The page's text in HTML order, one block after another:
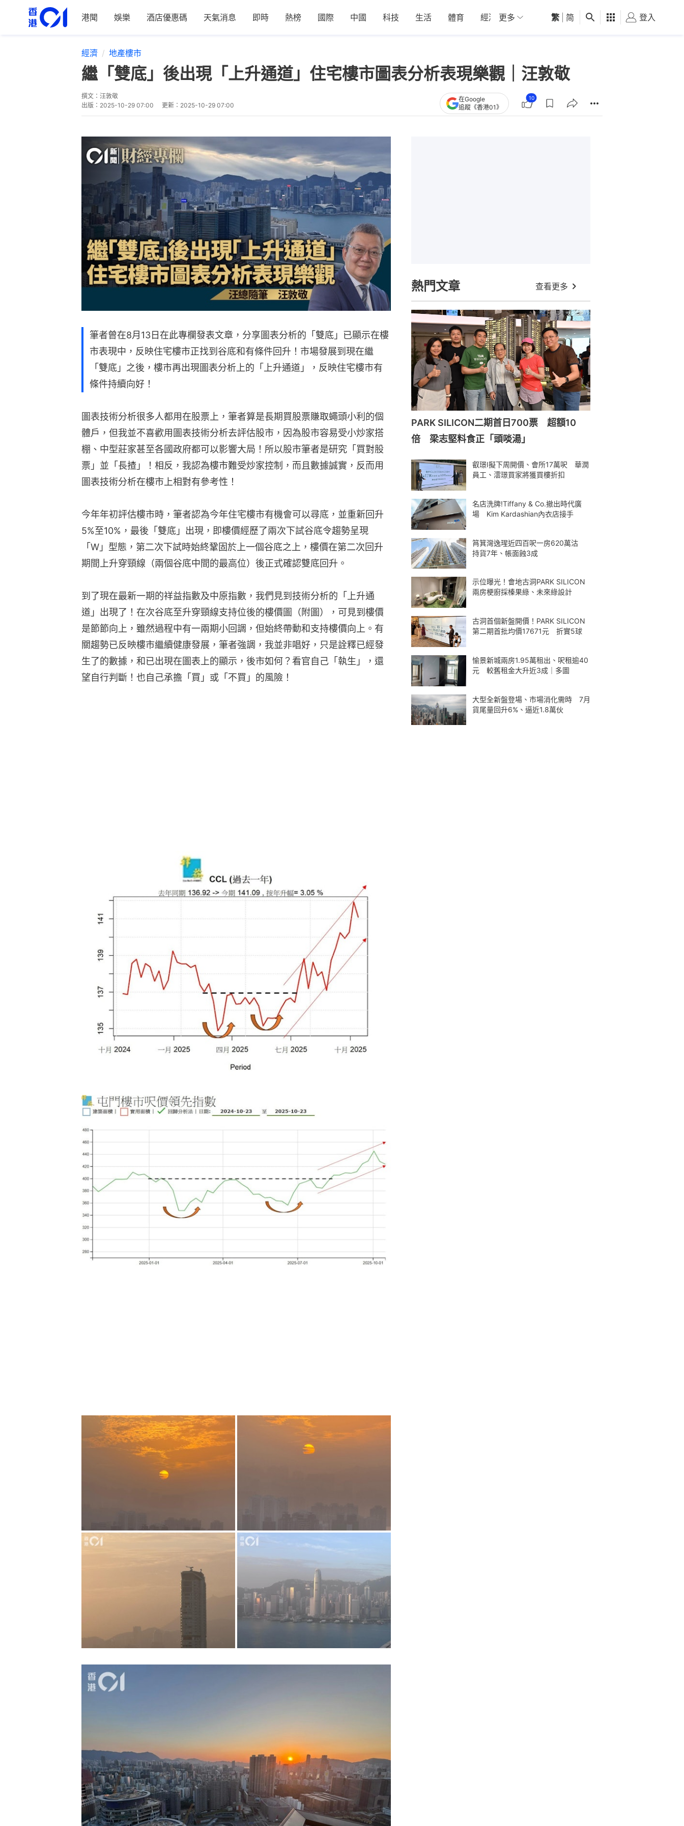
港聞 娛樂 酒店優惠碼 天氣消息 即時 熱榜 國際 中國 科技 生活 體育 經濟 01深圳 觀點 健康 好食玩飛
更多 繁 简 登入
經濟 地產樓市
繼「雙底」後出現「上升通道」住宅樓市圖表分析表現樂觀｜汪敦敬
撰文： 汪敦敬
出版： 2025-10-29 07:00 更新： 2025-10-29 07:00
在Google
追蹤《香港01》
10
筆者曾在8月13日在此專欄發表文章，分享圖表分析的「雙底」已顯示在樓
市表現中，反映住宅樓市正找到谷底和有條件回升！市場發展到現在繼
「雙底」之後，樓市再出現圖表分析上的「上升通道」，反映住宅樓市有
條件持續向好！
圖表技術分析很多人都用在股票上，筆者算是長期買股票賺取蠅頭小利的個
體戶，但我並不喜歡用圖表技術分析去評估股市，因為股市容易受小炒家搭
棚、中型莊家甚至各國政府都可以影響大局！所以股市筆者是研究「買對股
票」並「長揸」！相反，我認為樓市難受炒家控制，而且數據誠實，反而用
圖表技術分析在樓市上相對有參考性！
今年年初評估樓市時，筆者認為今年住宅樓市有機會可以尋底，並重新回升
5%至10%，最後「雙底」出現，即樓價經歷了兩次下試谷底令趨勢呈現
「W」型態，第二次下試時始終鞏固於上一個谷底之上，樓價在第二次回升
期間上升穿頸線（兩個谷底中間的最高位）後正式確認雙底回升。
到了現在最新一期的祥益指數及中原指數，我們見到技術分析的「上升通
道」出現了！在次谷底至升穿頸線支持位後的樓價圖（附圖），可見到樓價
是節節向上，雖然過程中有一兩期小回調，但始終帶動和支持樓價向上。有
關趨勢已反映樓市繼續健康發展，筆者強調，我並非唱好，只是詮釋已經發
生了的數據，和已出現在圖表上的顯示，後市如何？看官自己「執生」，還
望自行判斷！也自己承擔「買」或「不買」的風險！
熱門文章 查看更多
PARK SILICON二期首日700票 超額10
倍 梁志堅料食正「頭啖湯」
叡璟I擬下周開價、會所17萬呎 華潤
員工、澐璟買家將獲買樓折扣
名店洗牌!Tiffany & Co.撤出時代廣
場 Kim Kardashian內衣店接手
筲箕灣逸瑆近四百呎一房620萬沽
持貨7年、帳面蝕3成
示位曝光！會地古洞PARK SILICON
兩房梗廚採榛果綠、未來綠設計
古洞首個新盤開價！PARK SILICON
第二期首批均價17671元 折實5球
愉景新城兩房1.95萬租出、呎租逾40
元 較舊租金大升近3成｜多圖
大型全新盤登場、市場消化需時 7月
貨尾量回升6%、逼近1.8萬伙